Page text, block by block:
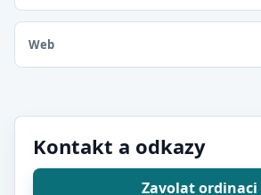
Web
Kontakt a odkazy
Zavolat ordinaci